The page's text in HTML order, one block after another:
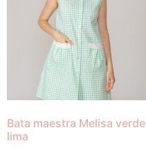
Bata maestra Melisa verde
lima